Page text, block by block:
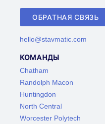
ОБРАТНАЯ СВЯЗЬ
hello@stavmatic.com
КОМАНДЫ
Chatham
Randolph Macon
Huntingdon
North Central
Worcester Polytech